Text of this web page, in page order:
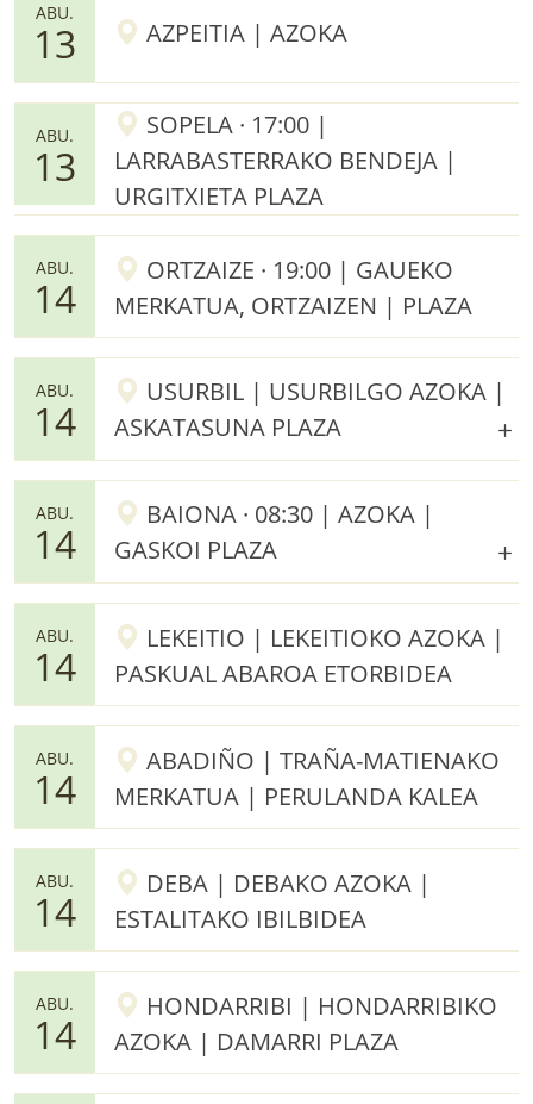
ABU.
13 AZPEITIA | AZOKA
ABU.
13
SOPELA · 17:00 |
LARRABASTERRAKO BENDEJA |
URGITXIETA PLAZA
ABU.
14
ORTZAIZE · 19:00 | GAUEKO
MERKATUA, ORTZAIZEN | PLAZA
ABU.
14
USURBIL | USURBILGO AZOKA |
ASKATASUNA PLAZA
ABU.
14
BAIONA · 08:30 | AZOKA |
GASKOI PLAZA
ABU.
14
LEKEITIO | LEKEITIOKO AZOKA |
PASKUAL ABAROA ETORBIDEA
ABU.
14
ABADIÑO | TRAÑA-MATIENAKO
MERKATUA | PERULANDA KALEA
ABU.
14
DEBA | DEBAKO AZOKA |
ESTALITAKO IBILBIDEA
ABU.
14
HONDARRIBI | HONDARRIBIKO
AZOKA | DAMARRI PLAZA